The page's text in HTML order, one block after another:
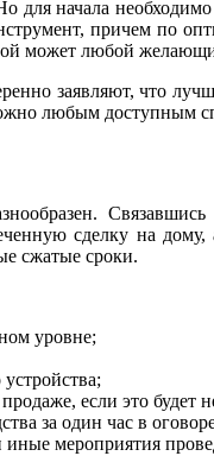
начала
причем по
может любой
заявляют, что
любым доступным
сделку на
сжатые сроки.
уровне;
если это будет
за один час в
мероприятия